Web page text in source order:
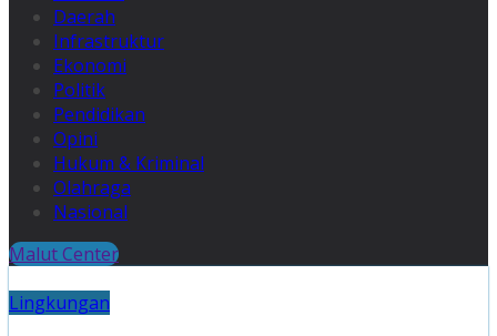
Daerah
Infrastruktur
Ekonomi
Politik
Pendidikan
Opini
Hukum & Kriminal
Olahraga
Nasional
Malut Center
Lingkungan